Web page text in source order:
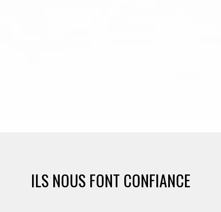
ILS NOUS FONT CONFIANCE